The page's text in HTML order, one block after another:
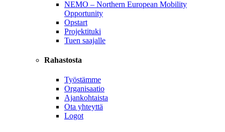
NEMO – Northern European Mobility
Opportunity
Opstart
Projektituki
Tuen saajalle
Rahastosta
Työstämme
Organisaatio
Ajankohtaista
Ota yhteyttä
Logot